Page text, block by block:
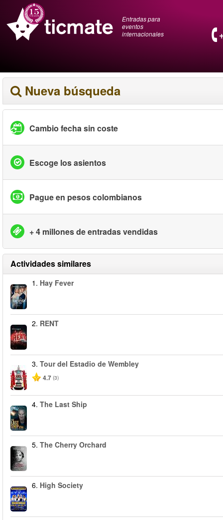
Entradas para
eventos
internacionales
Nueva búsqueda
Cambio fecha sin coste
Escoge los asientos
Pague en pesos colombianos
+ 4 millones de entradas vendidas
Actividades similares
1. Hay Fever
2. RENT
3. Tour del Estadio de Wembley
4.7 (3)
4. The Last Ship
5. The Cherry Orchard
6. High Society